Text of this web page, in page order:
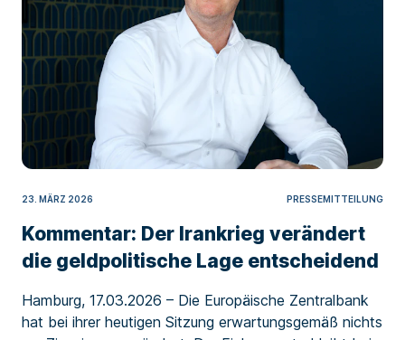
23. MÄRZ 2026 PRESSEMITTEILUNG
Kommentar: Der Irankrieg verändert
die geldpolitische Lage entscheidend
Hamburg, 17.03.2026 – Die Europäische Zentralbank
hat bei ihrer heutigen Sitzung erwartungsgemäß nichts